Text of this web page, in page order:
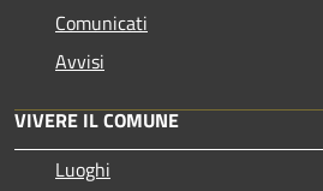
Comunicati
Avvisi
VIVERE IL COMUNE
Luoghi